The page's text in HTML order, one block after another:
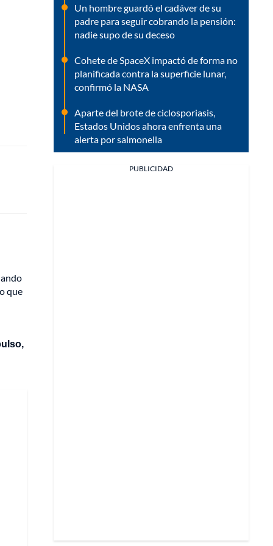
que
Un hombre guardó el cadáver de su
padre para seguir cobrando la pensión:
nadie supo de su deceso
Cohete de SpaceX impactó de forma no
planificada contra la superficie lunar,
confirmó la NASA
Aparte del brote de ciclosporiasis,
Estados Unidos ahora enfrenta una
alerta por salmonella
PUBLICIDAD